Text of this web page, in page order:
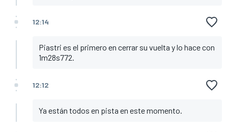
12:14
Piastri es el primero en cerrar su vuelta y lo hace con
1m28s772.
12:12
Ya están todos en pista en este momento.